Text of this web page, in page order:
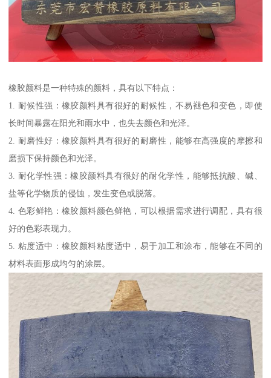
橡胶颜料是一种特殊的颜料，具有以下特点：
1. 耐候性强：橡胶颜料具有很好的耐候性，不易褪色和变色，即使
长时间暴露在阳光和雨水中，也失去颜色和光泽。
2. 耐磨性好：橡胶颜料具有很好的耐磨性，能够在高强度的摩擦和
磨损下保持颜色和光泽。
3. 耐化学性强：橡胶颜料具有很好的耐化学性，能够抵抗酸、碱、
盐等化学物质的侵蚀，发生变色或脱落。
4. 色彩鲜艳：橡胶颜料颜色鲜艳，可以根据需求进行调配，具有很
好的色彩表现力。
5. 粘度适中：橡胶颜料粘度适中，易于加工和涂布，能够在不同的
材料表面形成均匀的涂层。